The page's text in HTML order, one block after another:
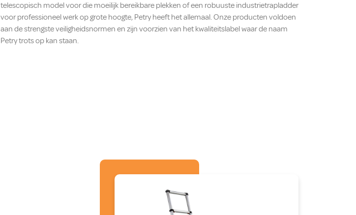
telescopisch model voor die moeilijk bereikbare plekken of een robuuste industrietrapladder
voor professioneel werk op grote hoogte, Petry heeft het allemaal. Onze producten voldoen
aan de strengste veiligheidsnormen en zijn voorzien van het kwaliteitslabel waar de naam
Petry trots op kan staan.